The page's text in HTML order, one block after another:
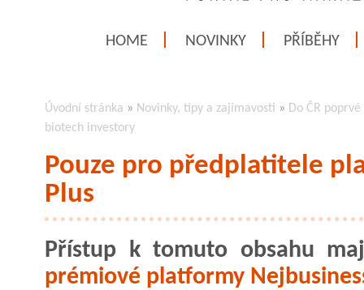
HOME NOVINKY PŘÍBĚHY
Úvodní stránka » Novinky, tipy a zajímavosti » Do ČR
biotech investory
Pouze pro předplatitele
Plus
Přístup k tomuto obsahu
prémiové platformy